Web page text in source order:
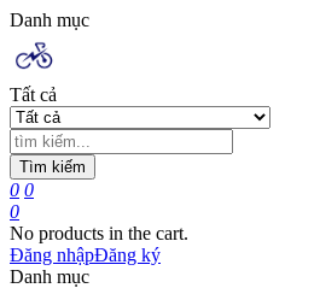
Danh mục
Tất cả
Tìm kiếm
0 0
0
No products in the cart.
Đăng nhậpĐăng ký
Danh mục